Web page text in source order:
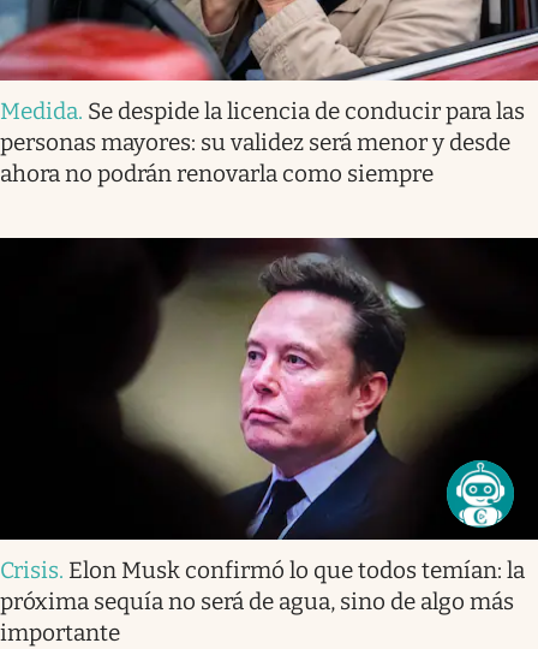
Medida. Se despide la licencia de conducir para las
personas mayores: su validez será menor y desde
ahora no podrán renovarla como siempre
Crisis. Elon Musk confirmó lo que todos temían: la
próxima sequía no será de agua, sino de algo más
importante